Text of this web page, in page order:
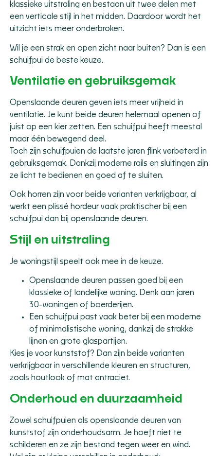
klassieke uitstraling en bestaan uit twee delen met
een verticale stijl in het midden. Daardoor wordt het
uitzicht iets meer onderbroken.
Wil je een strak en open zicht naar buiten? Dan is een
schuifpui de beste keuze.
Ventilatie en gebruiksgemak
Openslaande deuren geven iets meer vrijheid in
ventilatie. Je kunt beide deuren helemaal openen of
juist op een kier zetten. Een schuifpui heeft meestal
maar één bewegend deel.
Toch zijn schuifpuien de laatste jaren flink verbeterd in
gebruiksgemak. Dankzij moderne rails en sluitingen zijn
ze licht te bedienen en goed af te sluiten.
Ook horren zijn voor beide varianten verkrijgbaar, al
werkt een plissé hordeur vaak praktischer bij een
schuifpui dan bij openslaande deuren.
Stijl en uitstraling
Je woningstijl speelt ook mee in de keuze.
Openslaande deuren passen goed bij een
klassieke of landelijke woning. Denk aan jaren
30-woningen of boerderijen.
Een schuifpui past vaak beter bij een moderne
of minimalistische woning, dankzij de strakke
lijnen en grote glaspartijen.
Kies je voor kunststof? Dan zijn beide varianten
verkrijgbaar in verschillende kleuren en structuren,
zoals houtlook of mat antraciet.
Onderhoud en duurzaamheid
Zowel schuifpuien als openslaande deuren van
kunststof zijn onderhoudsarm. Je hoeft niet te
schilderen en ze zijn bestand tegen weer en wind.